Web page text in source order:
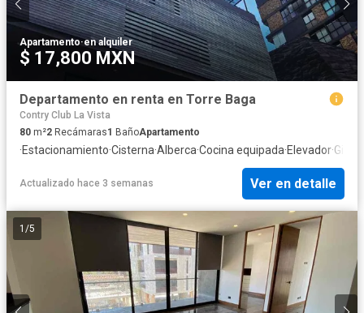
Apartamento·en alquiler
$ 17,800 MXN
Departamento en renta en Torre Baga
Contry Club La Vista
80 m²2 Recámaras1 BañoApartamento
·Estacionamiento·Cisterna·Alberca·Cocina equipada·Elevador·
Actualizado hace 3 semanas Ver en detalle
1 /5